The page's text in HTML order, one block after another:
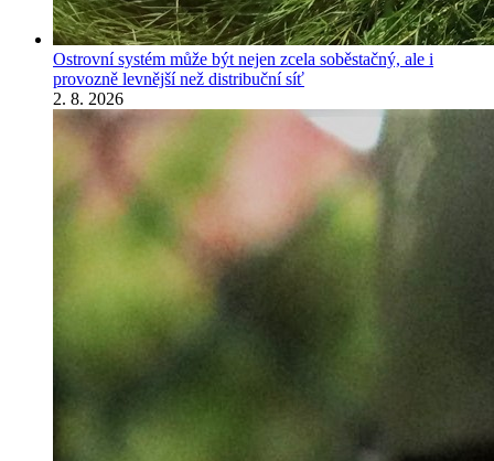
Ostrovní systém může být nejen zcela soběstačný, ale i
provozně levnější než distribuční síť
2. 8. 2026